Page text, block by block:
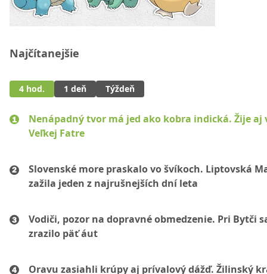
Najčítanejšie
4 hod. 1 deň Týždeň
Nenápadný tvor má jed ako kobra indická. Žije aj
Veľkej Fatre
Slovenské more praskalo vo švíkoch. Liptovská
zažila jeden z najrušnejších dní leta
Vodiči, pozor na dopravné obmedzenie. Pri Bytči
zrazilo päť áut
Oravu zasiahli krúpy aj prívalový dážď. Žilinský